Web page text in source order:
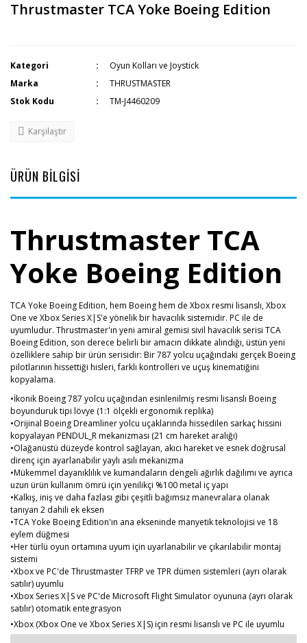
Thrustmaster TCA Yoke Boeing Edition
Kategori
Oyun Kolları ve Joystick
Marka
THRUSTMASTER
Stok Kodu
TM-J4460209
Karşılaştır
ÜRÜN BİLGİSİ
Thrustmaster TCA
Yoke Boeing Edition
TCA Yoke Boeing Edition, hem Boeing hem de Xbox resmi lisanslı, Xbox
One ve Xbox Series X|S'e yönelik bir havacılık sistemidir. PC ile de
uyumludur. Thrustmaster'ın yeni amiral gemisi sivil havacılık serisi TCA
Boeing Edition, son derece belirli bir amacın dikkate alındığı, üstün yeni
özelliklere sahip bir ürün serisidir: Bir 787 yolcu uçağındaki gerçek Boeing
pilotlarının hissettiği hisleri, farklı kontrolleri ve uçuş kinematiğini
kopyalama.
•İkonik Boeing 787 yolcu uçağından esinlenilmiş resmi lisanslı Boeing
boyunduruk tipi lövye (1:1 ölçekli ergonomik replika)
•Orijinal Boeing Dreamliner yolcu uçaklarında hissedilen sarkaç hissini
kopyalayan PENDUL_R mekanizması (21 cm hareket aralığı)
•Olağanüstü düzeyde kontrol sağlayan, akıcı hareket ve esnek doğrusal
direnç için ayarlanabilir yaylı asılı mekanizma
•Mükemmel dayanıklılık ve kumandaların dengeli ağırlık dağılımı ve ayrıca
uzun ürün kullanım ömrü için yenilikçi %100 metal iç yapı
•Kalkış, iniş ve daha fazlası gibi çeşitli bağımsız manevralara olanak
tanıyan 2 dahili ek eksen
•TCA Yoke Boeing Edition'ın ana ekseninde manyetik teknolojisi ve 18
eylem düğmesi
•Her türlü oyun ortamına uyum için uyarlanabilir ve çıkarılabilir montaj
sistemi
•Xbox ve PC'de Thrustmaster TFRP ve TPR dümen sistemleri (ayrı olarak
satılır) uyumlu
•Xbox Series X|S ve PC'de Microsoft Flight Simulator oyununa (ayrı olarak
satılır) otomatik entegrasyon
•Xbox (Xbox One ve Xbox Series X|S) için resmi lisanslı ve PC ile uyumlu